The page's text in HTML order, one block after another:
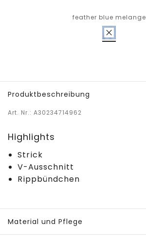
feather blue melange
Produktbeschreibung
Art. Nr.: A30234714962
Highlights
Strick
V-Ausschnitt
Rippbündchen
Material und Pflege